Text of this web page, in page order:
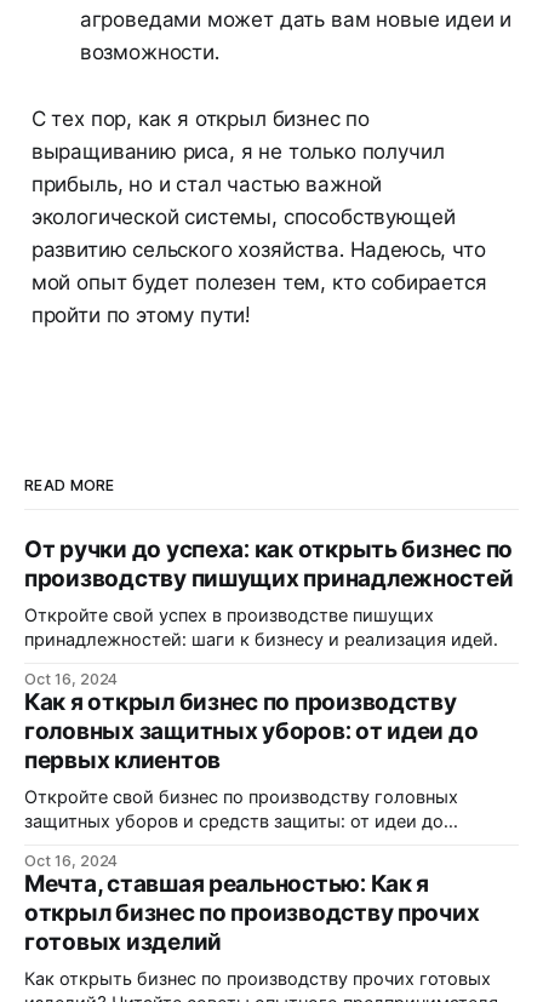
агроведами может дать вам новые идеи и
возможности.
С тех пор, как я открыл бизнес по
выращиванию риса, я не только получил
прибыль, но и стал частью важной
экологической системы, способствующей
развитию сельского хозяйства. Надеюсь, что
мой опыт будет полезен тем, кто собирается
пройти по этому пути!
READ MORE
От ручки до успеха: как открыть бизнес по
производству пишущих принадлежностей
Откройте свой успех в производстве пишущих
принадлежностей: шаги к бизнесу и реализация идей.
Oct 16, 2024
Как я открыл бизнес по производству
головных защитных уборов: от идеи до
первых клиентов
Откройте свой бизнес по производству головных
защитных уборов и средств защиты: от идеи до
Oct 16, 2024
Мечта, ставшая реальностью: Как я
открыл бизнес по производству прочих
готовых изделий
Как открыть бизнес по производству прочих готовых